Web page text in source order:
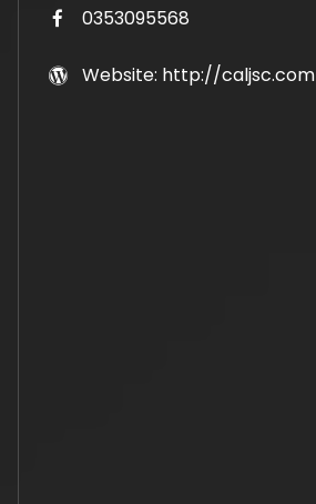
0353095568
Website: http://caljsc.com